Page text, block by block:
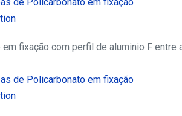
fixação com perfil de aluminio F entre